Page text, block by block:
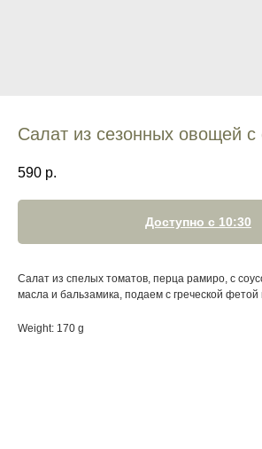
Салат из сезонных овощей с
590 р.
Доступно с 10:30
Салат из спелых томатов, перца рамиро, с
масла и бальзамика, подаем с греческой фетой
Weight: 170 g